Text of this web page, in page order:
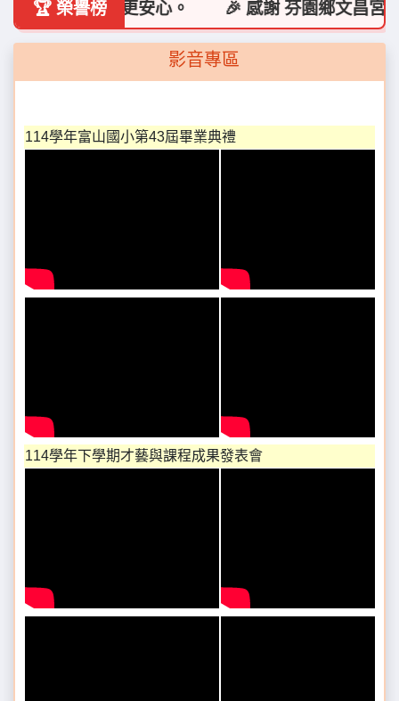
🏆 榮譽榜
無接觸更安心。 🎉 感謝 芬園鄉文昌宮捐助本
影音專區
114學年富山國小第43屆畢業典禮
114學年下學期才藝與課程成果發表會